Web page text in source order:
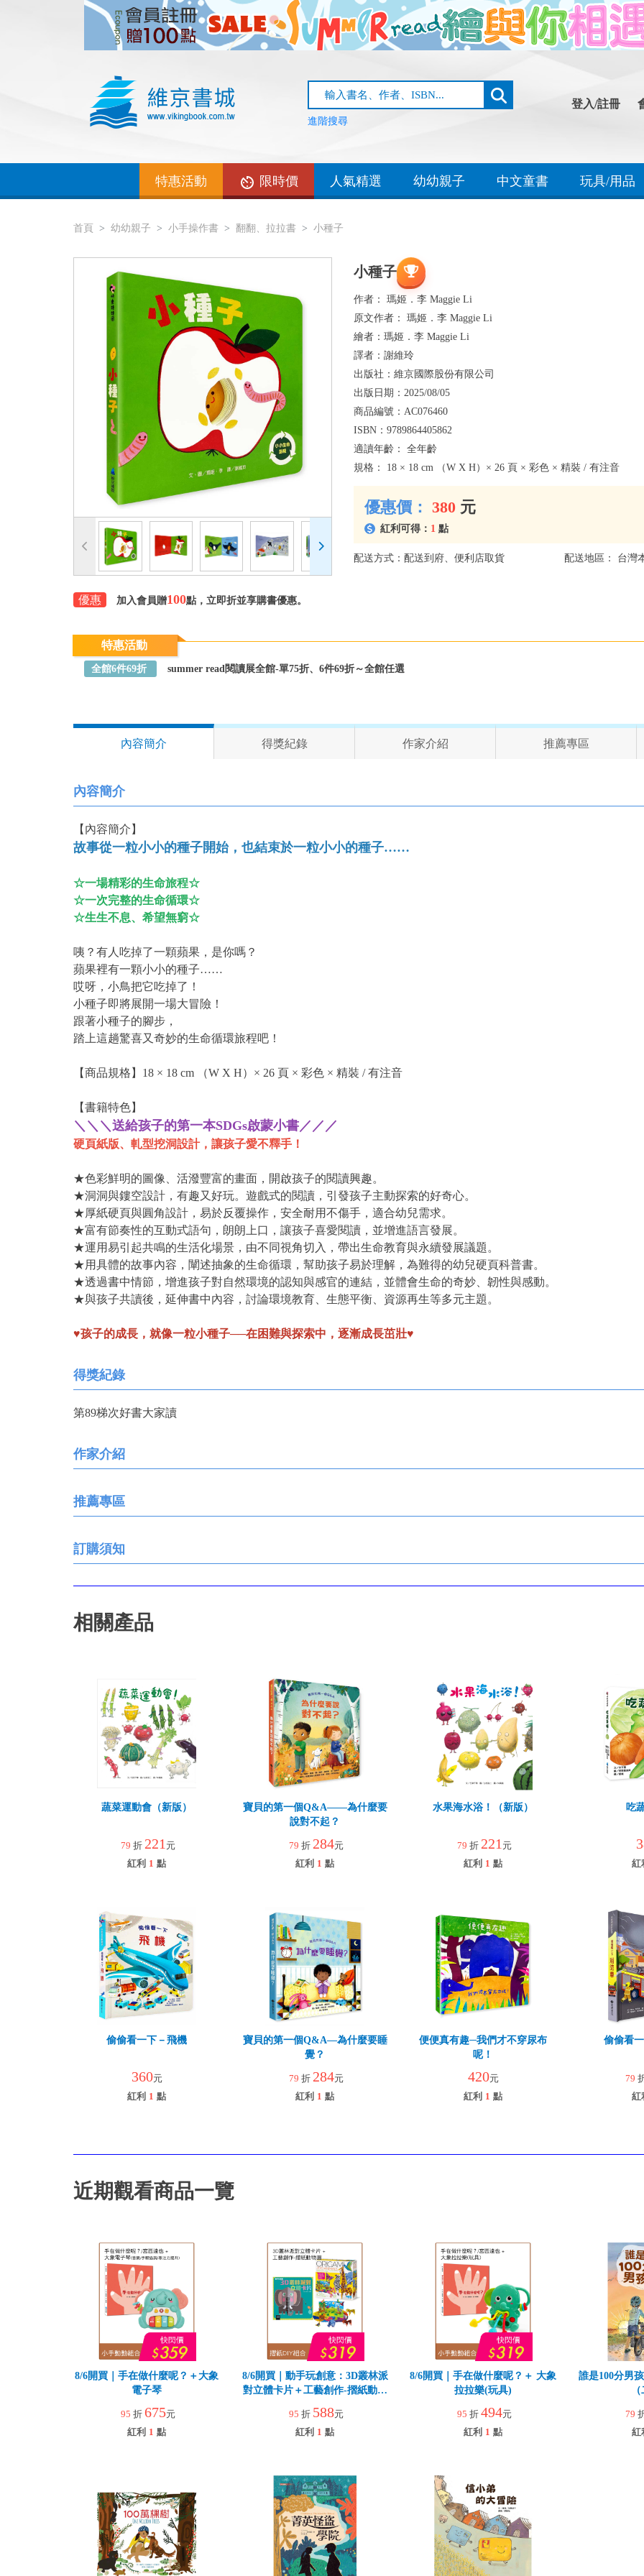
進階搜尋
登入/註冊
特惠活動 限時價 人氣精選 幼幼親子 中文童書 玩具/用品
首頁 幼幼親子 小手操作書 翻翻、拉拉書 小種子
優惠 加入會員贈100點，立即折並享購書優惠。
小種子
作者： 瑪姬．李 Maggie Li
原文作者： 瑪姬．李 Maggie Li
繪者： 瑪姬．李 Maggie Li
譯者： 謝維玲
出版社： 維京國際股份有限公司
出版日期： 2025/08/05
商品編號： AC076460
ISBN： 9789864405862
適讀年齡： 全年齡
規格： 18 × 18 cm （W X H）× 26 頁 × 彩色 × 精裝 / 有注音
優惠價： 380 元
紅利可得： 1 點
配送方式：配送到府、便利店取貨 配送地區： 台灣
特惠活動
全館6件69折 summer read閱讀展全館-單75折、6件69折～全館任選
內容簡介 得獎紀錄 作家介紹 推薦專區
內容簡介
【內容簡介】
故事從一粒小小的種子開始，也結束於一粒小小的種子……
☆一場精彩的生命旅程☆
☆一次完整的生命循環☆
☆生生不息、希望無窮☆
咦？有人吃掉了一顆蘋果，是你嗎？
蘋果裡有一顆小小的種子……
哎呀，小鳥把它吃掉了！
小種子即將展開一場大冒險！
跟著小種子的腳步，
踏上這趟驚喜又奇妙的生命循環旅程吧！
【商品規格】18 × 18 cm （W X H）× 26 頁 × 彩色 × 精裝 / 有注音
【書籍特色】
＼＼＼送給孩子的第一本SDGs啟蒙小書／／／
硬頁紙版、軋型挖洞設計，讓孩子愛不釋手！
★色彩鮮明的圖像、活潑豐富的畫面，開啟孩子的閱讀興趣。
★洞洞與鏤空設計，有趣又好玩。遊戲式的閱讀，引發孩子主動探索的好奇心。
★厚紙硬頁與圓角設計，易於反覆操作，安全耐用不傷手，適合幼兒需求。
★富有節奏性的互動式語句，朗朗上口，讓孩子喜愛閱讀，並增進語言發展。
★運用易引起共鳴的生活化場景，由不同視角切入，帶出生命教育與永續發展議題。
★用具體的故事內容，闡述抽象的生命循環，幫助孩子易於理解，為難得的幼兒硬頁科普書。
★透過書中情節，增進孩子對自然環境的認知與感官的連結，並體會生命的奇妙、韌性與感動。
★與孩子共讀後，延伸書中內容，討論環境教育、生態平衡、資源再生等多元主題。
♥孩子的成長，就像一粒小種子──在困難與探索中，逐漸成長茁壯♥
得獎紀錄
第89梯次好書大家讀
作家介紹
推薦專區
訂購須知
相關產品
蔬菜運動會（新版）
79 折 221 元
紅利 1 點
寶貝的第一個Q&A――為什麼要
說對不起？
79 折 284元
紅利 1 點
水果海水浴！（新版）
79 折 221 元
紅利 1 點
吃
紅
偷偷看一下－飛機
360元
紅利 1 點
寶貝的第一個Q&A—為什麼要睡
覺？
79 折 284元
紅利 1 點
便便真有趣─我們才不穿尿布
呢！
420元
紅利 1 點
偷偷看
79
紅
近期觀看商品一覽
8/6開買｜手在做什麼呢？＋大象
電子琴
95 折 675元
紅利 1 點
8/6開買｜動手玩創意：3D叢林派
對立體卡片＋工藝創作-摺紙動物
95 折 588元
紅利 1 點
8/6開買｜手在做什麼呢？＋ 大象
拉拉樂(玩具)
95 折 494元
紅利 1 點
誰是100分男
79
紅